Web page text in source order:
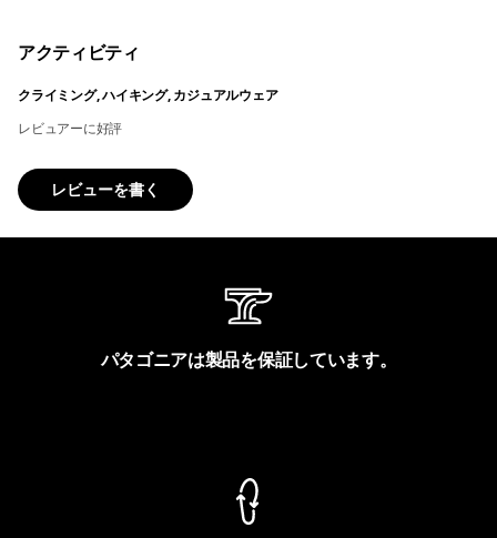
アクティビティ
クライミング, ハイキング, カジュアルウェア
レビュアーに好評
レビューを書く
パタゴニアは製品を保証しています。